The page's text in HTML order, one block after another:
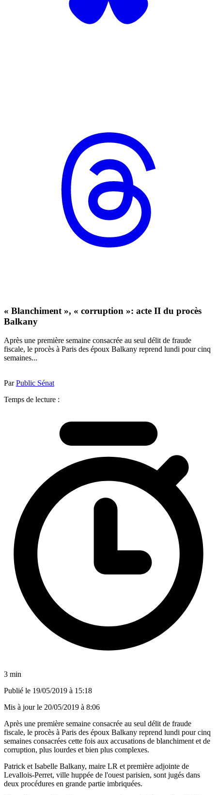
« Blanchiment », « corruption »: acte II du procès
Balkany
Après une première semaine consacrée au seul délit de fraude
fiscale, le procès à Paris des époux Balkany reprend lundi pour cinq
semaines...
ParPublic Sénat
Temps de lecture :
3 min
Publié le 19/05/2019 à 15:18
Mis à jour le 20/05/2019 à 8:06
Après une première semaine consacrée au seul délit de fraude
fiscale, le procès à Paris des époux Balkany reprend lundi pour cinq
semaines consacrées cette fois aux accusations de blanchiment et de
corruption, plus lourdes et bien plus complexes.
Patrick et Isabelle Balkany, maire LR et première adjointe de
Levallois-Perret, ville huppée de l'ouest parisien, sont jugés dans
deux procédures en grande partie imbriquées.